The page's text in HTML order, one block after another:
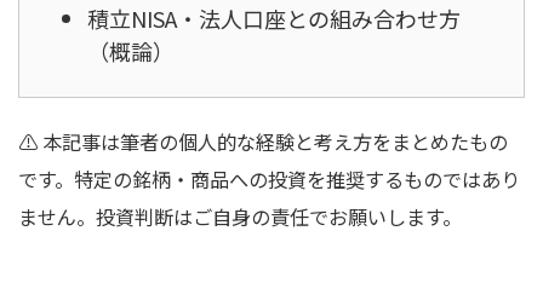
積立NISA・法人口座との組み合わせ方
（概論）
⚠ 本記事は筆者の個人的な経験と考え方をまとめたもの
です。特定の銘柄・商品への投資を推奨するものではあり
ません。投資判断はご自身の責任でお願いします。